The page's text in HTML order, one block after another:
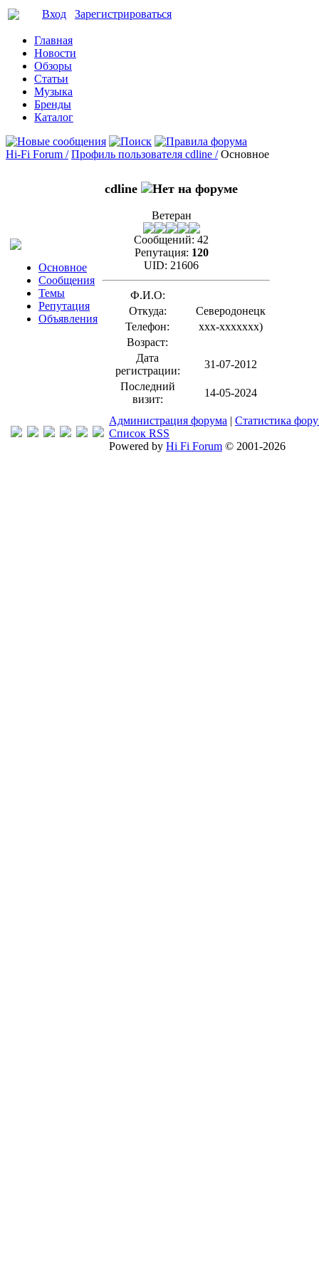
Вход Зарегистрироваться
Главная
Новости
Обзоры
Статьи
Музыка
Бренды
Каталог
Hi-Fi Forum / Профиль пользователя cdline / Основное
Основное
Сообщения
Темы
Репутация
Объявления
cdline
Ветеран
Сообщений: 42
Репутация: 120
UID: 21606
Ф.И.О:
Откуда:
Северодонецк
Телефон:
xxx-xxxxxxx)
Возраст:
Дата
регистрации:
31-07-2012
Последний
визит:
14-05-2024
Администрация форума | Статистика
Список RSS
Powered by Hi Fi Forum © 2001-2026